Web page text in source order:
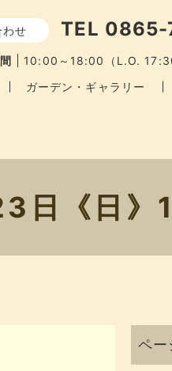
ガーデン・ギャラリー
わせ TEL
10:00～18:00（L.O.
日《日